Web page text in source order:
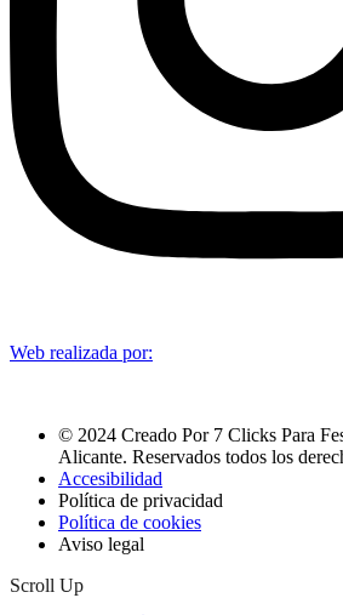
Web realizada por:
© 2024 Creado Por 7 Clicks Para
Alicante. Reservados todos los
Accesibilidad
Política de privacidad
Política de cookies
Aviso legal
Scroll Up